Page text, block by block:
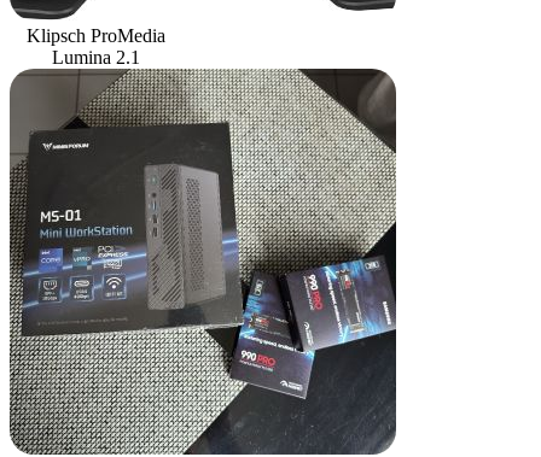
Klipsch ProMedia
Lumina 2.1